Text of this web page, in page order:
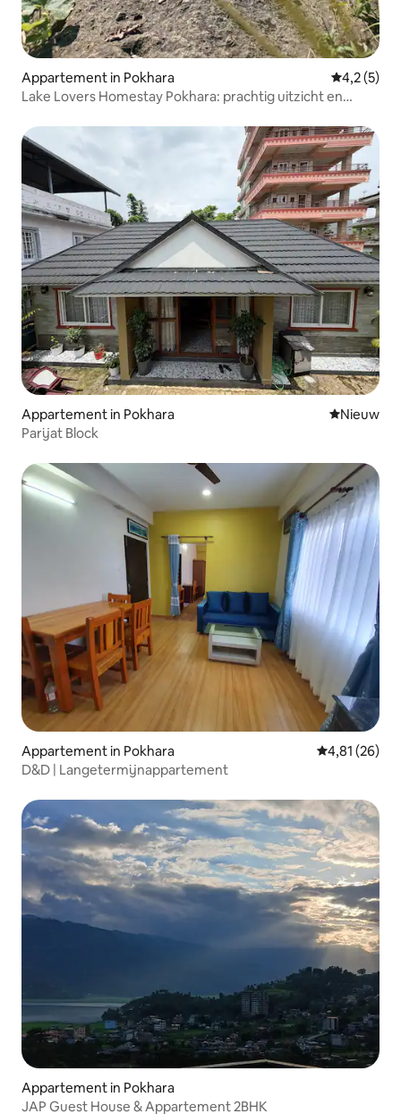
Appartement in Pokhara
4,2 (5)
Lake Lovers Homestay Pokhara: prachtig uitzicht en
Appartement in Pokhara Nieuwe
Nieuw
Parijat Block
Appartement in Pokhara Gemiddelde
4,81 (26)
D&D | Langetermijnappartement
Appartement in Pokhara
JAP Guest House & Appartement 2BHK